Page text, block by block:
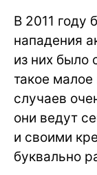
В 2011 году
нападения
из них было
такое
случаев
они ведут
и своими
буквально